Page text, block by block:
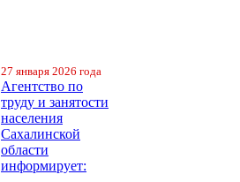
27 января 2026 года
Агентство по
труду и занятости
населения
Сахалинской
области
информирует: